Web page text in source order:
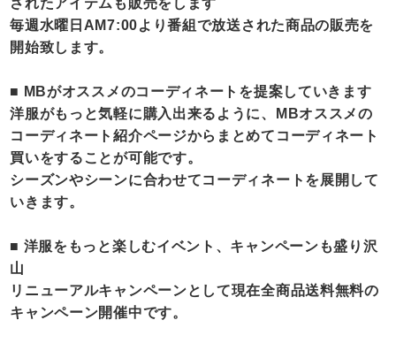
毎週水曜日AM7:00より番組で放送された商品の販売を
開始致します。
■ MBがオススメのコーディネートを提案していきます
洋服がもっと気軽に購入出来るように、MBオススメの
コーディネート紹介ページからまとめてコーディネート
買いをすることが可能です。
シーズンやシーンに合わせてコーディネートを展開して
いきます。
■ 洋服をもっと楽しむイベント、キャンペーンも盛り沢
山
リニューアルキャンペーンとして現在全商品送料無料の
キャンペーン開催中です。